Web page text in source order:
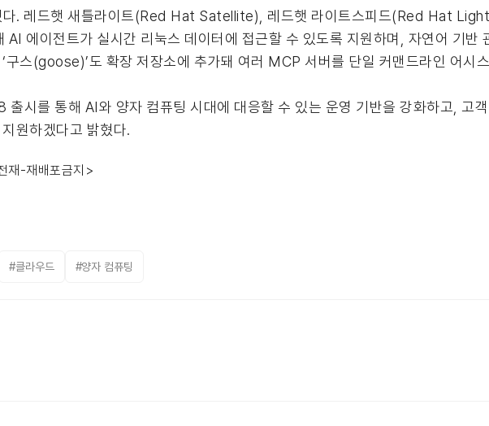
다. 레드햇 새틀라이트(Red Hat Satellite), 레드햇 라이트스피드(Red Hat
에이전트가 실시간 리눅스 데이터에 접근할 수 있도록 지원하며, 자연어 기반
구스(goose)’도 확장 저장소에 추가돼 여러 MCP 서버를 단일 커맨드라인 어시
출시를 통해 AI와 양자 컴퓨팅 시대에 대응할 수 있는 운영 기반을 강화하고, 고
원하겠다고 밝혔다.
재-재배포금지>
#클라우드 #양자 컴퓨팅